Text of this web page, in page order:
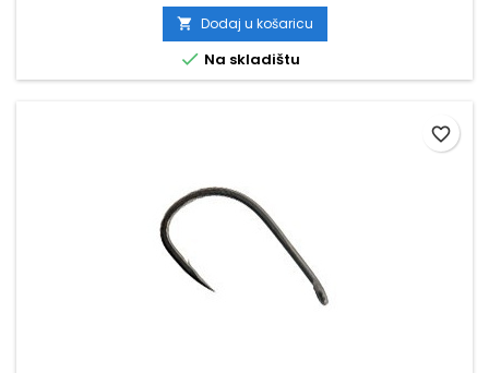
 Dodaj u košaricu
 Na skladištu
favorite_border